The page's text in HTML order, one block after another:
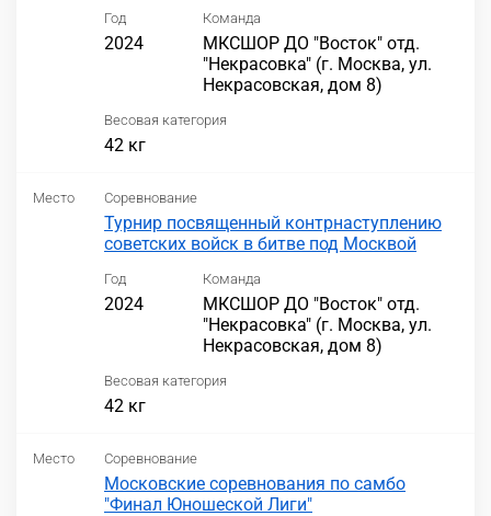
Год
2024
Команда
МКСШОР ДО "Восток" отд.
"Некрасовка" (г. Москва, ул.
Некрасовская, дом 8)
Весовая категория
42 кг
Место Соревнование
Турнир посвященный контрнаступлению
советских войск в битве под Москвой
Год
2024
Команда
МКСШОР ДО "Восток" отд.
"Некрасовка" (г. Москва, ул.
Некрасовская, дом 8)
Весовая категория
42 кг
Место Соревнование
Московские соревнования по самбо
"Финал Юношеской Лиги"